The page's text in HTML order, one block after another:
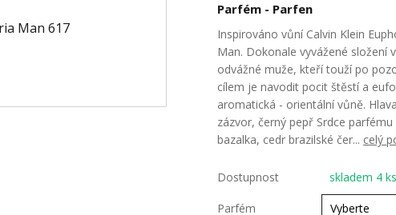
Parfém - Parfen
Inspirováno vůní Calvin Klein
Man. Dokonale vyvážené složení
odvážné muže, kteří touží po
cílem je navodit pocit štěstí a
aromatická - orientální vůně.
zázvor, černý pepř Srdce parfému
bazalka, cedr brazilské čer... celý
Dostupnost skladem 4 ks
Parfém